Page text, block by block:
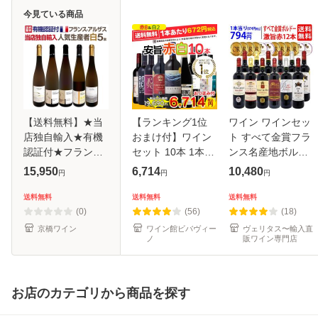
【送料無料】★当
店独自輸入★有機
認証付★フラン
ス・アルザス人気
ト！
15,950円
送料無料
(0)
京橋ワイン
今見ている商品
【ランキング1位
おまけ付】ワイン
セット 10本 1本
672円 赤白セット
金賞入り 飲み比べ
セット 辛口 赤 白
メダルワイ
6,714円
送料無料
(56)
ワイン館ビバヴィー
ノ
ワイン ワインセッ
ト すべて金賞フラ
ンス名産地ボルド
ー激旨赤１２本セ
送料無料
^W0DIA1SE^
10,480円
送料無料
(18)
ヴェリタス〜輸入直
販ワイン専門店
お店のカテゴリから商品を探す